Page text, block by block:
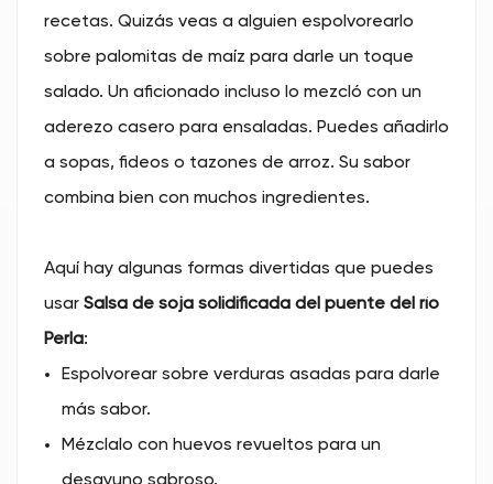
recetas. Quizás veas a alguien espolvorearlo
sobre palomitas de maíz para darle un toque
salado. Un aficionado incluso lo mezcló con un
aderezo casero para ensaladas. Puedes añadirlo
a sopas, fideos o tazones de arroz. Su sabor
combina bien con muchos ingredientes.
Aquí hay algunas formas divertidas que puedes
usar Salsa de soja solidificada del puente del río
Perla:
Espolvorear sobre verduras asadas para darle
más sabor.
Mézclalo con huevos revueltos para un